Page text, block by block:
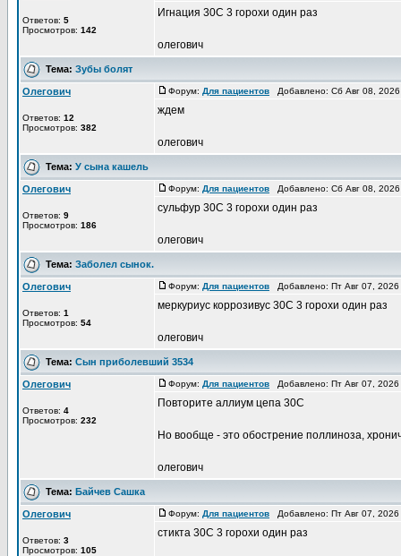
Ответов: 5
Просмотров: 142
Игнация 30С 3 горохи один раз
олегович
Тема: Зубы болят
Олегович
Ответов: 12
Просмотров: 382
Форум: Для пациентов Добавлено: Сб Авг 08,
ждем
олегович
Тема: У сына кашель
Олегович
Ответов: 9
Просмотров: 186
Форум: Для пациентов Добавлено: Сб Авг 08,
сульфур 30С 3 горохи один раз
олегович
Тема: Заболел сынок.
Олегович
Ответов: 1
Просмотров: 54
Форум: Для пациентов Добавлено: Пт Авг 07,
меркуриус коррозивус 30С 3 горохи один раз
олегович
Тема: Сын приболевший 3534
Олегович
Ответов: 4
Просмотров: 232
Форум: Для пациентов Добавлено: Пт Авг 07,
Повторите аллиум цепа 30С
Но вообще - это обострение поллиноза,
олегович
Тема: Байчев Сашка
Олегович
Ответов: 3
Просмотров: 105
Форум: Для пациентов Добавлено: Пт Авг 07,
стикта 30С 3 горохи один раз